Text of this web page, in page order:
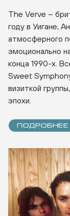
The Verve –
году в Уигане,
атмосферного
эмоционально
конца 1990-х.
Sweet
визиткой
эпохи.
ПОДРОБНЕЕ